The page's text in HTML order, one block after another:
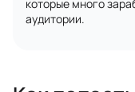
которые много
аудитории.